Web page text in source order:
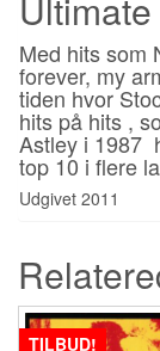
Med hits som
forever, my
tiden hvor
hits på hits ,
Astley i 1987
top 10 i flere
Udgivet 2011
TILBUD!